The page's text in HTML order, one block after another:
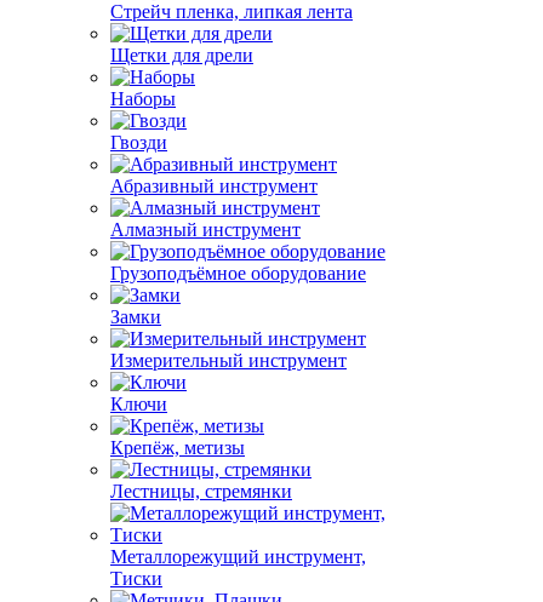
Стрейч пленка, липкая лента
Щетки для дрели
Наборы
Гвозди
Абразивный инструмент
Алмазный инструмент
Грузоподъёмное оборудование
Замки
Измерительный инструмент
Ключи
Крепёж, метизы
Лестницы, стремянки
Металлорежущий инструмент,
Тиски